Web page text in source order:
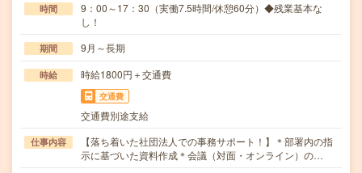
時間
9：00～17：30（実働7.5時間/休憩60分）◆残業基本な
し！
期間 9月～長期
時給 時給1800円＋交通費
交通費
交通費別途支給
仕事内容
【落ち着いた社団法人での事務サポート！】＊部署内の指
示に基づいた資料作成＊会議（対面・オンライン）の…